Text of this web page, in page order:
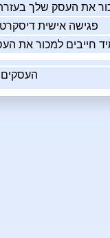
פגישה אישית
חייבים למכור את